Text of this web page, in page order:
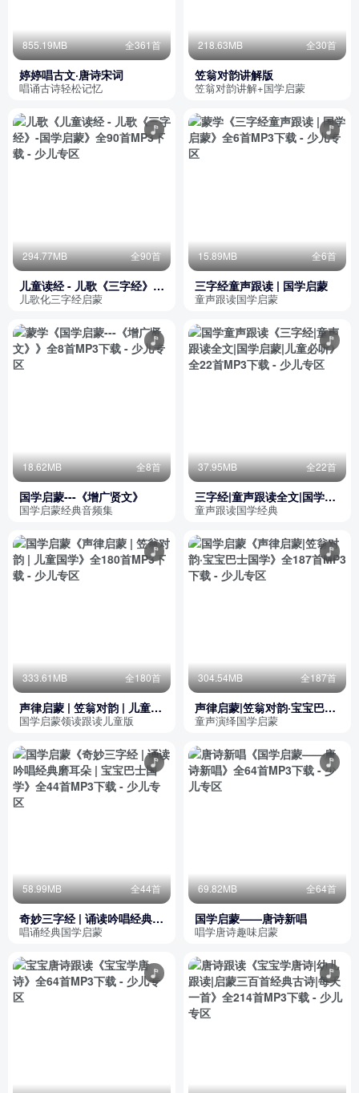
855.19MB 全361首
婷婷唱古文·唐诗宋词
唱诵古诗轻松记忆
218.63MB 全30首
笠翁对韵讲解版
笠翁对韵讲解+国学启蒙
294.77MB 全90首
儿童读经 - 儿歌《三字经》-
国学启蒙
儿歌化三字经启蒙
15.89MB 全6首
三字经童声跟读 | 国学启蒙
童声跟读国学启蒙
18.62MB 全8首
国学启蒙---《增广贤文》
国学启蒙经典音频集
37.95MB 全22首
三字经|童声跟读全文|国学启
蒙|儿童必听
童声跟读国学经典
333.61MB 全180首
声律启蒙 | 笠翁对韵 | 儿童国
学
国学启蒙领读跟读儿童版
304.54MB 全187首
声律启蒙|笠翁对韵·宝宝巴士
国学
童声演绎国学启蒙
58.99MB 全44首
奇妙三字经 | 诵读吟唱经典磨
耳朵 | 宝宝巴士国学
唱诵经典国学启蒙
69.82MB 全64首
国学启蒙——唐诗新唱
唱学唐诗趣味启蒙